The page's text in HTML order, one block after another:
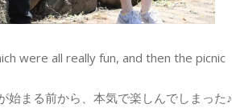
were all really fun, and then the picnic
始まる前から、本気で楽しんでしまった♪